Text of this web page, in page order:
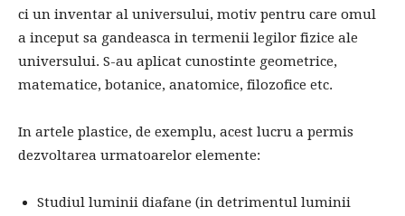
ci un inventar al universului, motiv pentru care omul
a inceput sa gandeasca in termenii legilor fizice ale
universului. S-au aplicat cunostinte geometrice,
matematice, botanice, anatomice, filozofice etc.
In artele plastice, de exemplu, acest lucru a permis
dezvoltarea urmatoarelor elemente:
Studiul luminii diafane (in detrimentul luminii